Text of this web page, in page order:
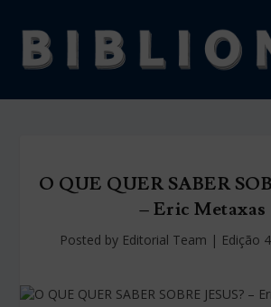
O QUE QUER SABER
– Eric Metaxas
Posted by Editorial Team | Edição 4